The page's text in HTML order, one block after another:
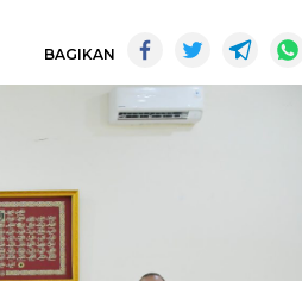
BAGIKAN